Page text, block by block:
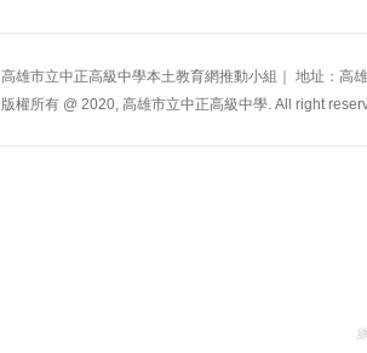
高雄市立中正高級中學本土教育網推動小組｜ 地址：
版權所有 @ 2020, 高雄市立中正高級中學. All right